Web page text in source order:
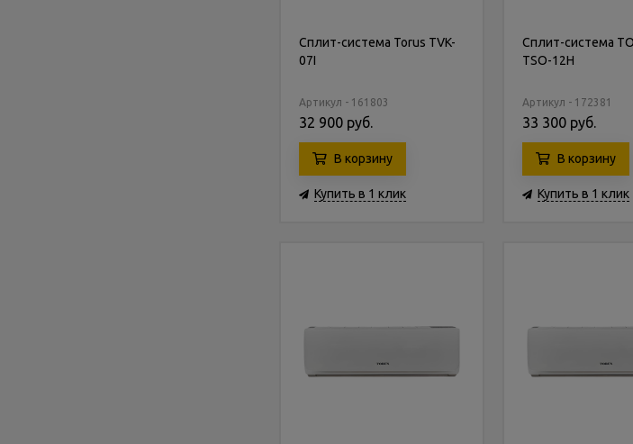
Сплит-система Torus TVK-
07I
Артикул - 161803
32 900 руб.
В корзину
Купить в 1 клик
Сплит-система
TSO-12H
Артикул - 172381
33 300 руб.
В корзину
Купить в 1 клик